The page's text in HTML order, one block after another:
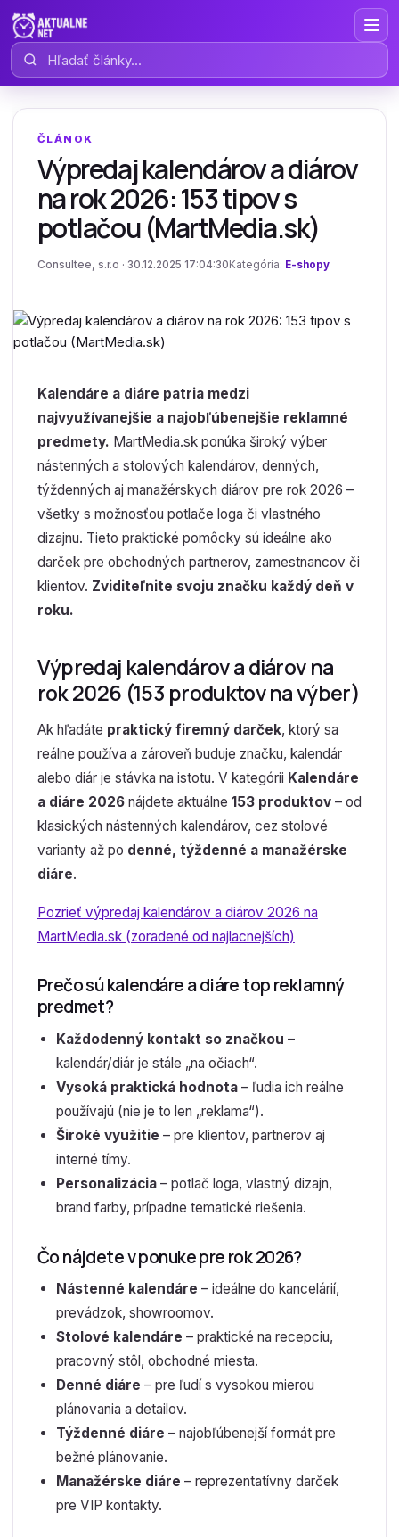
Hľadať články
ČLÁNOK
Výpredaj kalendárov a diárov
na rok 2026: 153 tipov s
potlačou (MartMedia.sk)
Consultee, s.r.o · 30.12.2025 17:04:30 Kategória: E-shopy
Kalendáre a diáre patria medzi
najvyužívanejšie a najobľúbenejšie reklamné
predmety. MartMedia.sk ponúka široký výber
nástenných a stolových kalendárov, denných,
týždenných aj manažérskych diárov pre rok 2026 –
všetky s možnosťou potlače loga či vlastného
dizajnu. Tieto praktické pomôcky sú ideálne ako
darček pre obchodných partnerov, zamestnancov či
klientov. Zviditeľnite svoju značku každý deň v
roku.
Výpredaj kalendárov a diárov na
rok 2026 (153 produktov na výber)
Ak hľadáte praktický firemný darček, ktorý sa
reálne používa a zároveň buduje značku, kalendár
alebo diár je stávka na istotu. V kategórii Kalendáre
a diáre 2026nájdete aktuálne 153 produktov– od
klasických nástenných kalendárov, cez stolové
varianty až po denné, týždenné a manažérske
diáre.
Pozrieť výpredaj kalendárov a diárov 2026 na
MartMedia.sk (zoradené od najlacnejších)
Prečo sú kalendáre a diáre top reklamný
predmet?
Každodenný kontakt so značkou –
kalendár/diár je stále „na očiach“.
Vysoká praktická hodnota– ľudia ich reálne
používajú (nie je to len „reklama“).
Široké využitie – pre klientov, partnerov aj
interné tímy.
Personalizácia– potlač loga, vlastný dizajn,
brand farby, prípadne tematické riešenia.
Čo nájdete v ponuke pre rok 2026?
Nástenné kalendáre – ideálne do kancelárií,
prevádzok, showroomov.
Stolové kalendáre – praktické na recepciu,
pracovný stôl, obchodné miesta.
Denné diáre – pre ľudí s vysokou mierou
plánovania a detailov.
Týždenné diáre – najobľúbenejší formát pre
bežné plánovanie.
Manažérske diáre – reprezentatívny darček
pre VIP kontakty.